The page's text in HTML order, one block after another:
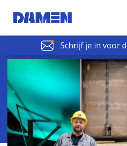
Schrijf je in voor
SCHELDE SCHAKELS
Nieuws of tips